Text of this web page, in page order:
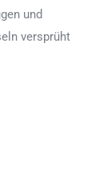
und
versprüht